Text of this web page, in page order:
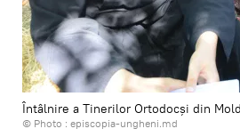
Întâlnire a Tinerilor Ortodocși din
© Photo : episcopia-ungheni.md